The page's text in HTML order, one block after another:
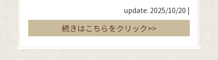
update: 2025/10/20 |
続きはこちらをクリック>>